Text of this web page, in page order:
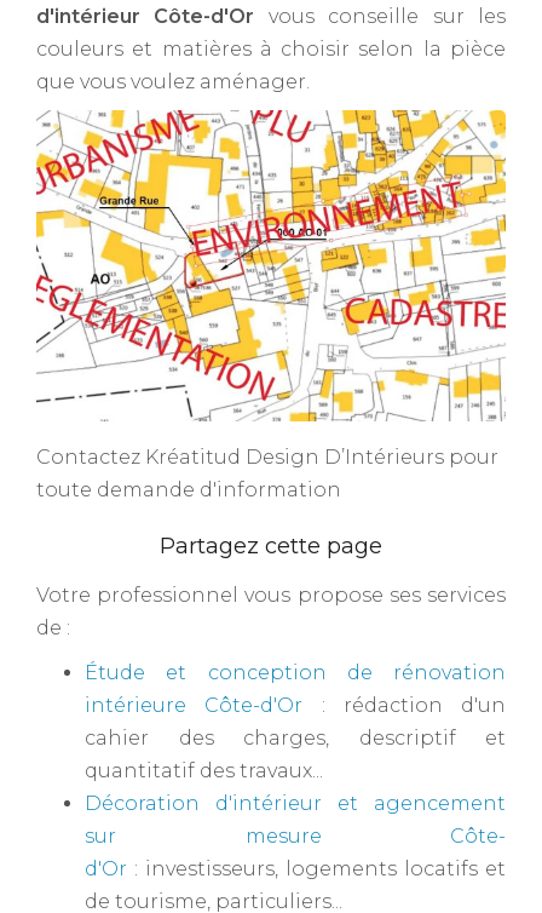
d'intérieur Côte-d'Or vous conseille sur les
couleurs et matières à choisir selon la pièce
que vous voulez aménager.
Contactez Kréatitud Design D’Intérieurs pour
toute demande d'information
Votre professionnel vous propose ses services
de :
Étude et conception de rénovation
intérieure Côte-d'Or : rédaction d'un
cahier des charges, descriptif et
quantitatif des travaux...
Décoration d'intérieur et agencement
sur mesure Côte-
d'Or : investisseurs, logements locatifs et
de tourisme, particuliers...